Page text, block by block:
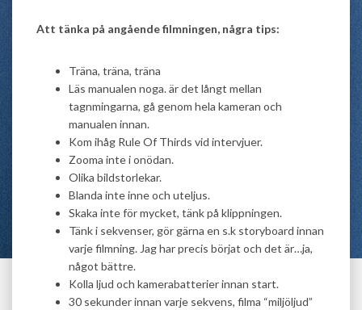
Att tänka på angående filmningen, några tips:
Träna, träna, träna
Läs manualen noga. är det långt mellan
tagnmingarna, gå genom hela kameran och
manualen innan.
Kom ihåg Rule Of Thirds vid intervjuer.
Zooma inte i onödan.
Olika bildstorlekar.
Blanda inte inne och uteljus.
Skaka inte för mycket, tänk på klippningen.
Tänk i sekvenser, gör gärna en s.k storyboard innan
varje filmning. Jag har precis börjat och det är…ja,
något bättre.
Kolla ljud och kamerabatterier innan start.
30 sekunder innan varje sekvens, filma “miljöljud”